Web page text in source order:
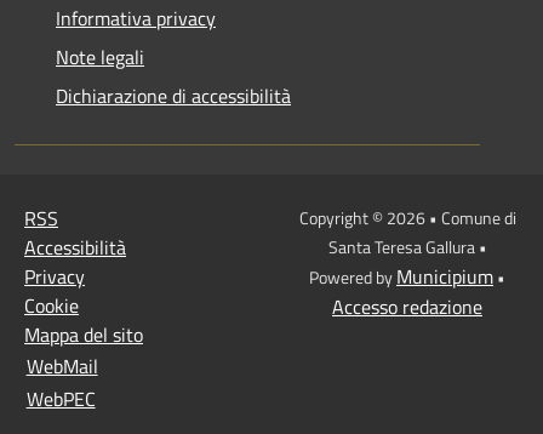
Informativa privacy
Note legali
Dichiarazione di accessibilità
RSS
Accessibilità
Privacy
Cookie
Mappa del sito
WebMail
WebPEC
Copyright © 2026 • Comune di
Santa Teresa Gallura •
Powered byMunicipium•
Accesso redazione